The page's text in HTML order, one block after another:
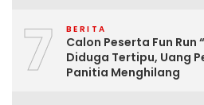
7 BERITA
Calon Peserta Fun Run
Diduga Tertipu, Uang
Panitia Menghilang